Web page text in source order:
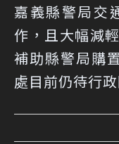
嘉義縣警局交
作，且大幅減
補助縣警局購
處目前仍待行